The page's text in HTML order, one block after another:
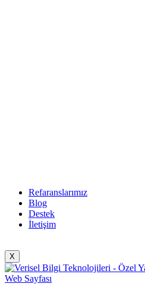
Refaranslarımız
Blog
Destek
İletişim
X